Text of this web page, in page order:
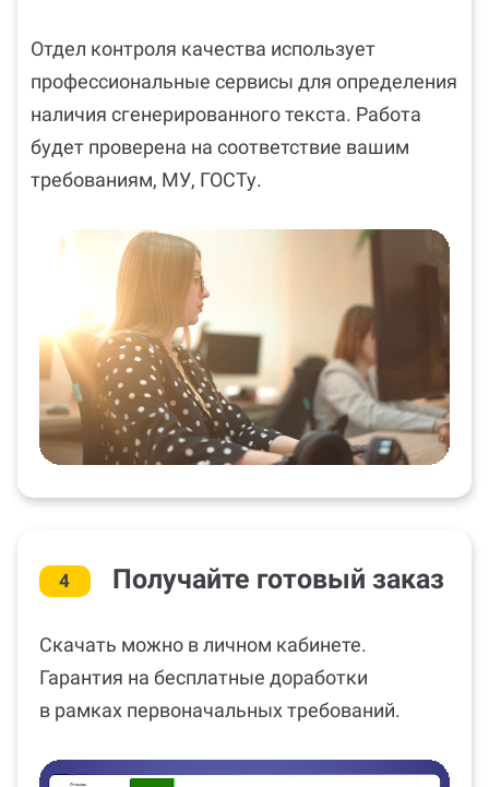
Отдел контроля качества использует
профессиональные сервисы для определения
наличия сгенерированного текста. Работа
будет проверена на соответствие вашим
требованиям, МУ, ГОСТу.
4 Получайте готовый заказ
Скачать можно в личном кабинете.
Гарантия на бесплатные доработки
в рамках первоначальных требований.